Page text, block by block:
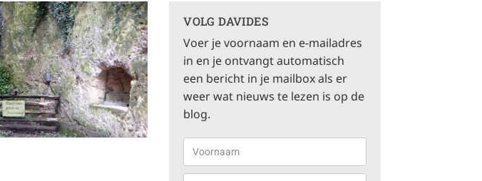
VOLG DAVIDES
Voer je voornaam en e-mailadres
in en je ontvangt automatisch
een bericht in je mailbox als er
weer wat nieuws te lezen is op de
blog.